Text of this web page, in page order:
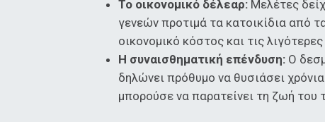
Το οικονομικό δέλεαρ: Μελέτες
γενεών προτιμά τα κατοικίδια από
οικονομικό κόστος και τις
Η συναισθηματική επένδυση: Ο
δηλώνει πρόθυμο να θυσιάσει
μπορούσε να παρατείνει τη ζωή του